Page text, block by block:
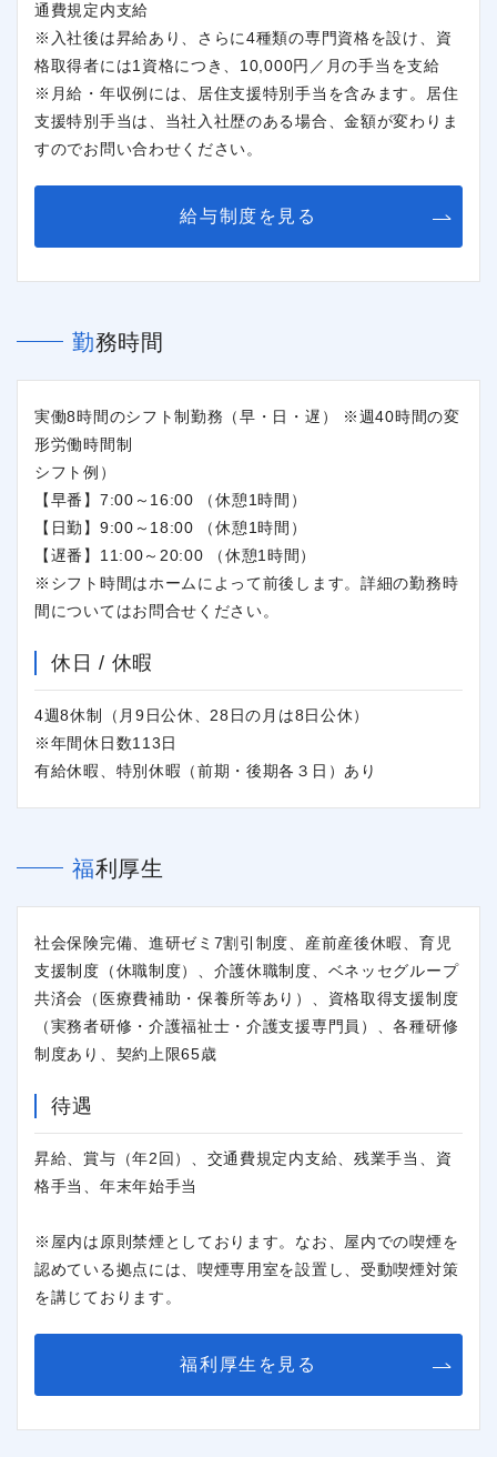
通費規定内支給
※入社後は昇給あり、さらに4種類の専門資格を設け、資
格取得者には1資格につき、10,000円／月の手当を支給
※月給・年収例には、居住支援特別手当を含みます。居住
支援特別手当は、当社入社歴のある場合、金額が変わりま
すのでお問い合わせください。
給与制度を見る
勤務時間
実働8時間のシフト制勤務（早・日・遅） ※週40時間の変
形労働時間制
シフト例）
【早番】7:00～16:00 （休憩1時間）
【日勤】9:00～18:00 （休憩1時間）
【遅番】11:00～20:00 （休憩1時間）
※シフト時間はホームによって前後します。詳細の勤務時
間についてはお問合せください。
休日 / 休暇
4週8休制（月9日公休、28日の月は8日公休）
※年間休日数113日
有給休暇、特別休暇（前期・後期各３日）あり
福利厚生
社会保険完備、進研ゼミ7割引制度、産前産後休暇、育児
支援制度（休職制度）、介護休職制度、ベネッセグループ
共済会（医療費補助・保養所等あり）、資格取得支援制度
（実務者研修・介護福祉士・介護支援専門員）、各種研修
制度あり、契約上限65歳
待遇
昇給、賞与（年2回）、交通費規定内支給、残業手当、資
格手当、年末年始手当
※屋内は原則禁煙としております。なお、屋内での喫煙を
認めている拠点には、喫煙専用室を設置し、受動喫煙対策
を講じております。
福利厚生を見る